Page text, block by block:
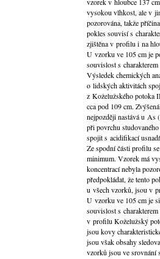
vysokou vlhkost, ale v
pozorována, takže
pokles souvisí s
zjištěna v profilu i na
U vzorku ve 105 cm je
souvislost s
Výsledek chemických
o lidských aktivitách
z Koželužského potoka
cca pod 109 cm.
nejpozději nastává u As
při povrchu
spojit s acidifikací
Ze spodní části profilu
minimum. Vzorek má
koncentrací nebyla
předpokládat, že tento
u všech vzorků, jsou v
U vzorku ve 105 cm je
souvislost s
v profilu Koželužský
jsou kovy
jsou však obsahy
vzorků jsou ve srovnání